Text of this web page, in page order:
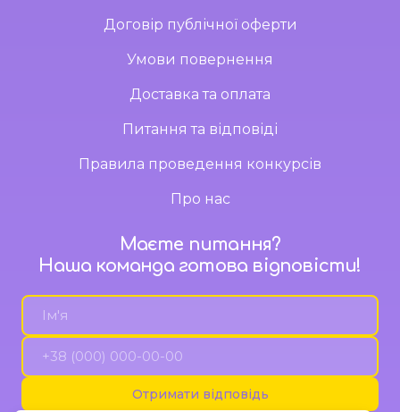
Договір публічної оферти
Умови повернення
Доставка та оплата
Питання та відповіді
Правила проведення конкурсів
Про нас
Маєте питання?
Наша команда готова відповісти!
Отримати відповідь